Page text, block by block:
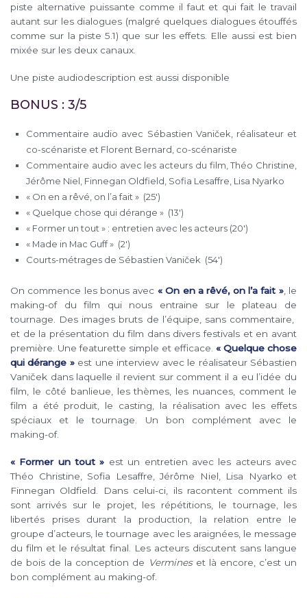
piste alternative puissante comme il faut et qui fait le travail
autant sur les dialogues (malgré quelques dialogues étouffés
comme sur la piste 5.1) que sur les effets. Elle aussi est bien
mixée sur les deux canaux.
Une piste audiodescription est aussi disponible
BONUS : 3/5
Commentaire audio avec Sébastien Vaniček, réalisateur et
co-scénariste et Florent Bernard, co-scénariste
Commentaire audio avec les acteurs du film, Théo Christine,
Jérôme Niel, Finnegan Oldfield, Sofia Lesaffre, Lisa Nyarko
« On en a rêvé, on l’a fait » (25′)
« Quelque chose qui dérange » (13′)
« Former un tout » : entretien avec les acteurs (20′)
« Made in Mac Guff » (2′)
Courts-métrages de Sébastien Vaniček (54′)
On commence les bonus avec « On en a rêvé, on l’a fait », le
making-of du film qui nous entraine sur le plateau de
tournage. Des images bruts de l’équipe, sans commentaire,
et de la présentation du film dans divers festivals et en avant
première. Une featurette simple et efficace. « Quelque chose
qui dérange »est une interview avec le réalisateur Sébastien
Vaniček dans laquelle il revient sur comment il a eu l’idée du
film, le côté banlieue, les thèmes, les nuances, comment le
film a été produit, le casting, la réalisation avec les effets
spéciaux et le tournage. Un bon complément avec le
making-of.
« Former un tout » est un entretien avec les acteurs avec
Théo Christine, Sofia Lesaffre, Jérôme Niel, Lisa Nyarko et
Finnegan Oldfield. Dans celui-ci, ils racontent comment ils
sont arrivés sur le projet, les répétitions, le tournage, les
libertés prises durant la production, la relation entre le
groupe d’acteurs, le tournage avec les araignées, le message
du film et le résultat final. Les acteurs discutent sans langue
de bois de la conception de Vermineset là encore, c’est un
bon complément au making-of.